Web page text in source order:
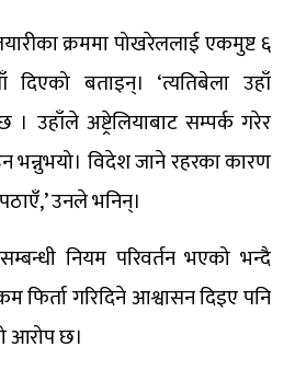
क्रममा पोखरेललाई एकमुष्ट ६
बताइन्। ‘त्यतिबेला उहाँ
। उहाँले अष्ट्रेलियाबाट सम्पर्क गरेर
भन्नुभयो। विदेश जाने रहरका कारण
उनले भनिन्।
नियम परिवर्तन भएको भन्दै
गरिदिने आश्वासन दिइए पनि
आरोप छ।